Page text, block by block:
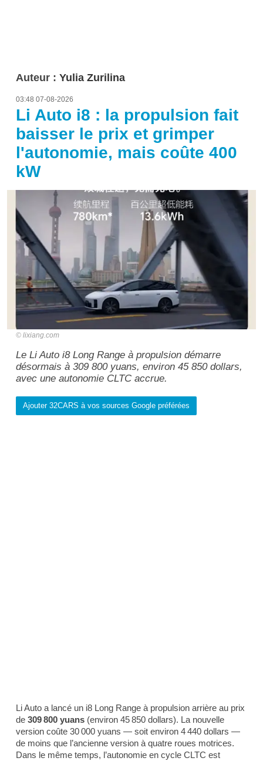
Auteur : Yulia Zurilina
03:48 07-08-2026
Li Auto i8 : la propulsion fait
baisser le prix et grimper
l'autonomie, mais coûte 400
kW
lixiang.com
Le Li Auto i8 Long Range à propulsion démarre
désormais à 309 800 yuans, environ 45 850 dollars,
avec une autonomie CLTC accrue.
Ajouter 32CARS à vos sources Google préférées
Li Auto a lancé un i8 Long Range à propulsion arrière au prix
de 309 800 yuans (environ 45 850 dollars). La nouvelle
version coûte 30 000 yuans — soit environ 4 440 dollars —
de moins que l’ancienne version à quatre roues motrices.
Dans le même temps, l’autonomie en cycle CLTC est